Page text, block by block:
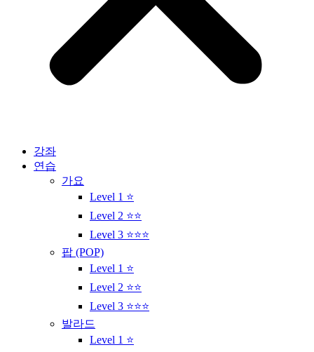
강좌
연습
가요
Level 1 ⭐
Level 2 ⭐⭐
Level 3 ⭐⭐⭐
팝 (POP)
Level 1 ⭐
Level 2 ⭐⭐
Level 3 ⭐⭐⭐
발라드
Level 1 ⭐